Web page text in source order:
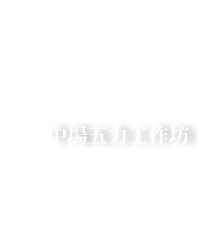
中場五力工作坊